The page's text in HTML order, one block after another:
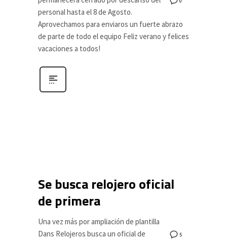
personal hasta el 8 de Agosto.
Aprovechamos para enviaros un fuerte abrazo
de parte de todo el equipo Feliz verano y felices
vacaciones a todos!
Se busca relojero oficial
de primera
5
Una vez más por ampliación de plantilla
Dans Relojeros busca un oficial de